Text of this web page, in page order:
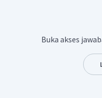
Buka akses